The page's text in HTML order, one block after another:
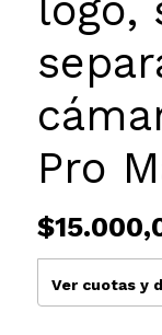
logo,
Pro
Ver cuotas y